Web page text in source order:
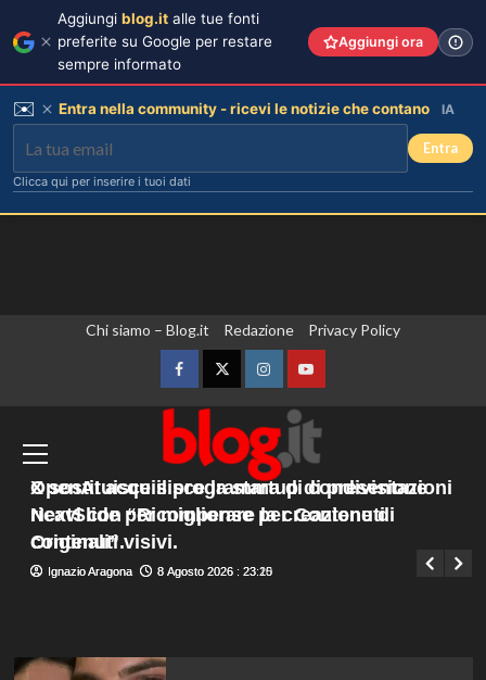
Chi siamo – Blog.it Redazione Privacy Policy
FacebookTwitterInstagramYouTube
Menu
principale
Yemen, le forze armate annunciano
un’operazione militare contro gli Houthi
Giuseppe Recca 8 Agosto 2026 : 19:40
X sostituisce il programma di condivisione
ricavi con “Ricompense per Contenuti
Originali”.
Ignazio Aragona 8 Agosto 2026 : 23:20
OpenAI acquisisce la startup di presentazioni
NextSlide per migliorare la creazione di
contenuti visivi.
Ignazio Aragona 8 Agosto 2026 : 23:15
Piano di Harry e Meghan per
invertire il Megxit: sarà approvato da
re Carlo?
Cristina Marino e Luca Argentero:
un nuovo bambino in arrivo? Indizi
sulla terza gravidanza.
Britney Spears: il suo intenso sfogo
Aggiungi blog.it alle tue fonti
preferite su Google per restare
sempre informato
Aggiungi ora
✉️ Entra nella community - ricevi le notizie che contano IA
Entra
Clicca qui per inserire i tuoi dati